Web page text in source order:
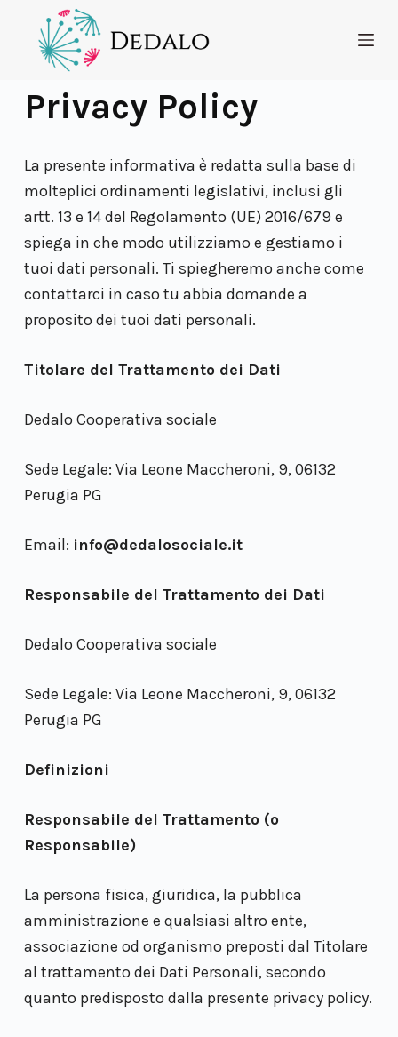
c
o
n
e
n
Privacy Policy
La presente informativa è redatta sulla base di
molteplici ordinamenti legislativi, inclusi gli
artt. 13 e 14 del Regolamento (UE) 2016/679 e
spiega in che modo utilizziamo e gestiamo i
tuoi dati personali. Ti spiegheremo anche come
contattarci in caso tu abbia domande a
proposito dei tuoi dati personali.
Titolare del Trattamento dei Dati
Dedalo Cooperativa sociale
Sede Legale: Via Leone Maccheroni, 9, 06132
Perugia PG
Email: info@dedalosociale.it
Responsabile del Trattamento dei Dati
Dedalo Cooperativa sociale
Sede Legale: Via Leone Maccheroni, 9, 06132
Perugia PG
Definizioni
Responsabile del Trattamento (o
Responsabile)
La persona fisica, giuridica, la pubblica
amministrazione e qualsiasi altro ente,
associazione od organismo preposti dal Titolare
al trattamento dei Dati Personali, secondo
quanto predisposto dalla presente privacy policy.